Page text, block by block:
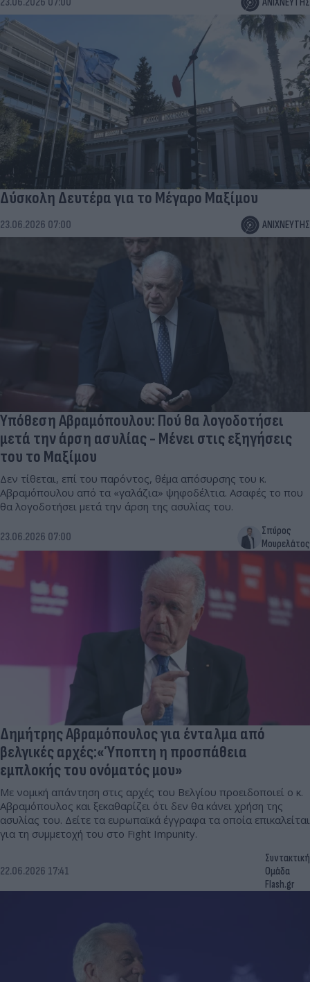
Δύσκολη Δευτέρα για το Μέγαρο Μαξίμου
23.06.2026 07:00 ΑΝΙΧΝΕΥΤΗΣ
Υπόθεση Αβραμόπουλου: Πού θα λογοδοτήσει
μετά την άρση ασυλίας - Μένει στις εξηγήσεις
του το Μαξίμου
Δεν τίθεται, επί του παρόντος, θέμα απόσυρσης του κ.
Αβραμόπουλου από τα «γαλάζια» ψηφοδέλτια. Ασαφές το που
θα λογοδοτήσει μετά την άρση της ασυλίας του.
23.06.2026 07:00
Σπύρος
Μουρελάτος
Δημήτρης Αβραμόπουλος για ένταλμα από
βελγικές αρχές:«Ύποπτη η προσπάθεια
εμπλοκής του ονόματός μου»
Με νομική απάντηση στις αρχές του Βελγίου προειδοποιεί ο κ.
Αβραμόπουλος και ξεκαθαρίζει ότι δεν θα κάνει χρήση της
ασυλίας του. Δείτε τα ευρωπαϊκά έγγραφα τα οποία επικαλείται
για τη συμμετοχή του στο Fight Impunity.
22.06.2026 17:41
Συντακτική
Ομάδα
Flash.gr